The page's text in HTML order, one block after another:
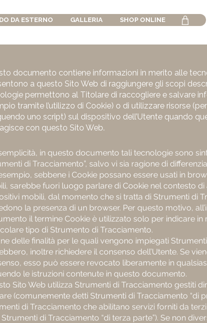
DA ESTERNO GALLERIA SHOP ONLINE
documento contiene informazioni in merito alle
a questo Sito Web di raggiungere gli scopi
permettono al Titolare di raccogliere e salvare
tramite l’utilizzo di Cookie) o di utilizzare risorse
uno script) sul dispositivo dell’Utente quando
con questo Sito Web.
in questo documento tali tecnologie sono
di Tracciamento”, salvo vi sia ragione di
sebbene i Cookie possano essere usati in
sarebbe fuori luogo parlare di Cookie nel contesto di
mobili, dal momento che si tratta di Strumenti di
la presenza di un browser. Per questo motivo,
il termine Cookie è utilizzato solo per indicare
tipo di Strumento di Tracciamento.
delle finalità per le quali vengono impiegati
inoltre richiedere il consenso dell’Utente. Se
esso può essere revocato liberamente in
le istruzioni contenute in questo documento.
Sito Web utilizza Strumenti di Tracciamento gestiti
(comunemente detti Strumenti di Tracciamento “di
di Tracciamento che abilitano servizi forniti da
di Tracciamento “di terza parte”). Se non